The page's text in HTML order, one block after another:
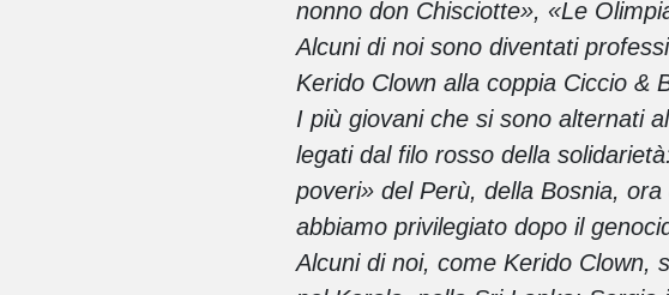
nonno don Chisciotte», «Le
Alcuni di noi sono diventati
Kerido Clown alla coppia Ciccio &
I più giovani che si sono alternati
legati dal filo rosso della
poveri» del Perù, della Bosnia,
abbiamo privilegiato dopo il
Alcuni di noi, come Kerido Clown,